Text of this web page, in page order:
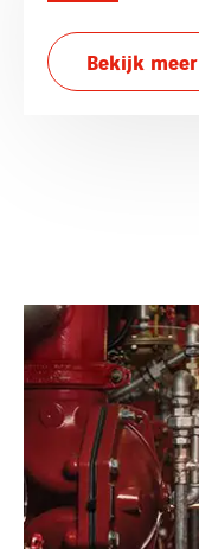
Bekijk meer